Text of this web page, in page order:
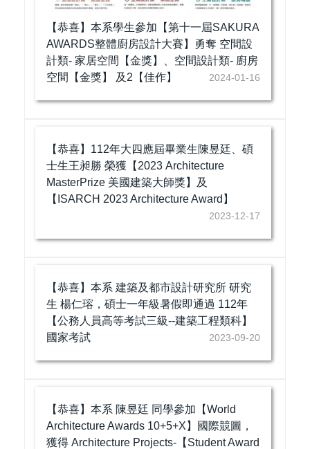
【恭喜】本系學生參加【第十一屆SAKURA
AWARDS整體廚房設計大賽】勇奪 空間設
計類- 家居空間【金獎】、空間設計類- 廚房
空間【金獎】 及2【佳作】
2024-01-16
【恭喜】112年大四應屆畢業生陳昱廷、碩
士生王昶勝 榮獲【2023 Architecture
MasterPrize 美國建築大師獎】及
【ISARCH 2023 Architecture Award】
2023-12-17
【恭喜】本系 建築及都市設計研究所 研究
生 楊仁瑢，碩士一年級暑假即通過 112年
【公務人員高等考試三級--建築工程類科】
國家考試
2023-09-20
【恭喜】本系 陳昱廷 同學參加【World
Architecture Awards 10+5+X】國際競圖，
獲得 Architecture Projects-【Student Award